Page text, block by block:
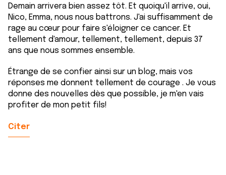
Demain arrivera bien assez tôt. Et quoiqu'il arrive, oui,
Nico, Emma, nous nous battrons. J'ai suffisamment de
rage au cœur pour faire s'éloigner ce cancer. Et
tellement d'amour, tellement, tellement, depuis 37
ans que nous sommes ensemble.
Étrange de se confier ainsi sur un blog, mais vos
réponses me donnent tellement de courage . Je vous
donne des nouvelles dès que possible, je m'en vais
profiter de mon petit fils!
Citer